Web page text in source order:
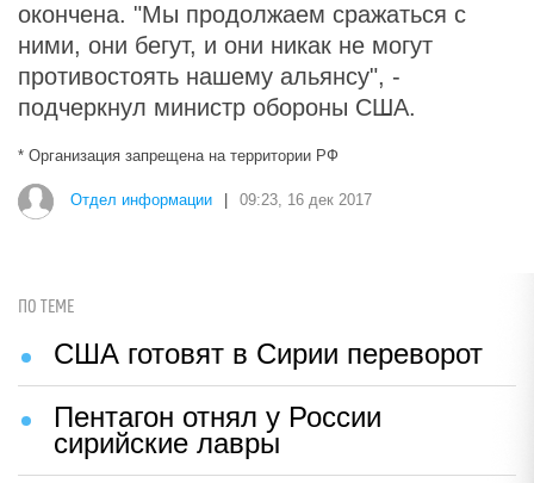
окончена. "Мы продолжаем сражаться с
ними, они бегут, и они никак не могут
противостоять нашему альянсу", -
подчеркнул министр обороны США.
* Организация запрещена на территории РФ
Отдел информации 09:23, 16 дек 2017
ПО ТЕМЕ
США готовят в Сирии переворот
Пентагон отнял у России
сирийские лавры